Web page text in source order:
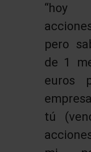
“hoy
pero
de 1
euros
tú